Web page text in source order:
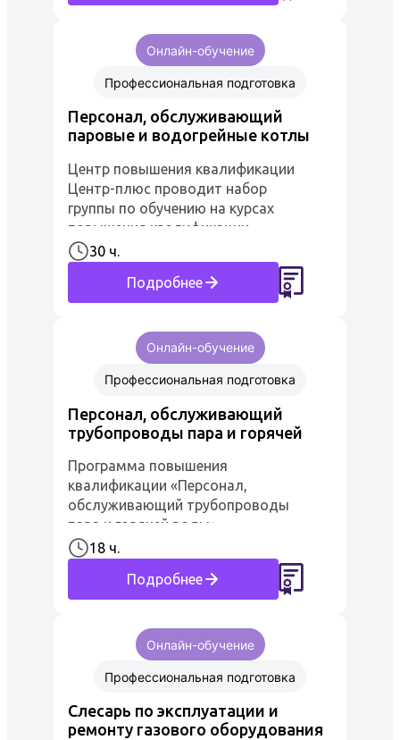
обучения у слушат...
Онлайн-обучение
Профессиональная подготовка
Персонал, обслуживающий
паровые и водогрейные котлы
Центр повышения квалификации
Центр-плюс проводит набор
группы по обучению на курсах
повышения квалификации
«Персонал, обслуживающий
паровые и водогрейные котлы».
Рабочий персонал
обслуживающий данные...
30 ч.
Подробнее
Онлайн-обучение
Профессиональная подготовка
Персонал, обслуживающий
трубопроводы пара и горячей
Программа повышения
квалификации «Персонал,
обслуживающий трубопроводы
пара и горячей воды»
предназначена для рабочего
персонала предприятий.
Удостоверение о повышение
квалификации даёт право
18 ч.
Подробнее
Онлайн-обучение
Профессиональная подготовка
Слесарь по эксплуатации и
ремонту газового оборудования